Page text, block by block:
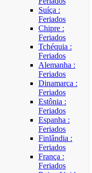
Suíça :
Feriados
Chipre :
Feriados
Tchéquia :
Feriados
Alemanha :
Feriados
Dinamarca :
Feriados
Estônia :
Feriados
Espanha :
Feriados
Finlândia :
Feriados
França :
Feriados